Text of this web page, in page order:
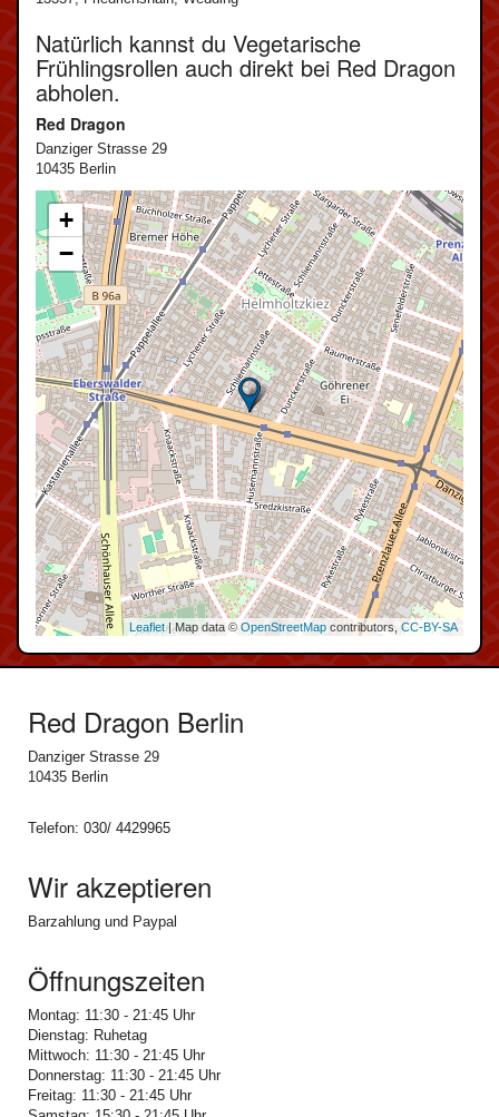
Natürlich kannst du Vegetarische
Frühlingsrollen auch direkt bei Red Dragon
abholen.
Red Dragon
Danziger Strasse 29
10435 Berlin
+
−
Leaflet| Map data ©OpenStreetMap contributors, CC-BY-SA
Red Dragon Berlin
Danziger Strasse 29
10435 Berlin
Telefon: 030/ 4429965
Wir akzeptieren
Barzahlung und Paypal
Öffnungszeiten
Montag: 11:30 - 21:45 Uhr
Dienstag: Ruhetag
Mittwoch: 11:30 - 21:45 Uhr
Donnerstag: 11:30 - 21:45 Uhr
Freitag: 11:30 - 21:45 Uhr